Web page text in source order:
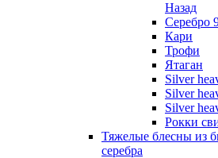
Назад
Серебро
Кари
Трофи
Ятаган
Silver
Silver
Silver
Рокки
Тяжелые блесны из
серебра